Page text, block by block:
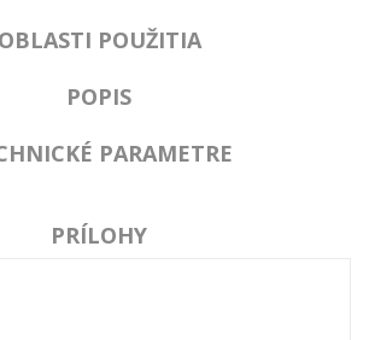
OBLASTI POUŽITIA
POPIS
PARAMETRE
PRÍLOHY